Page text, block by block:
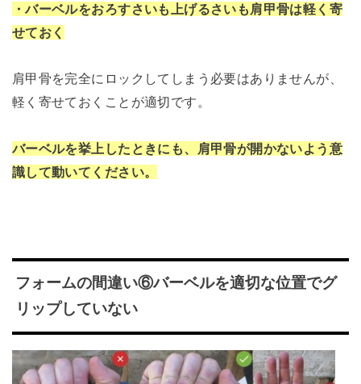
・バーベルをおろすさいも上げるさいも肩甲骨は軽く寄
せておく
肩甲骨を完全にロックしてしまう必要はありませんが、
軽く寄せておくことが適切です。
バーベルを挙上したときにも、肩甲骨が開かないよう意
識して動いてください。
フォームの間違い⑥バーベルを適切な位置でグ
リップしていない